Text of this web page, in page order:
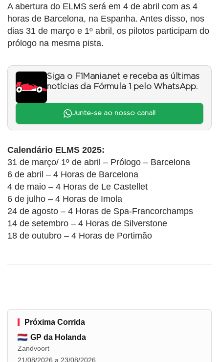
A abertura do ELMS será em 4 de abril com as 4
horas de Barcelona, na Espanha. Antes disso, nos
dias 31 de março e 1º abril, os pilotos participam do
prólogo na mesma pista.
Siga o F1Mania.net e receba as últimas
notícias da Fórmula 1 pelo WhatsApp.
Junte-se ao nosso canal!
Calendário ELMS 2025:
31 de março/ 1º de abril – Prólogo – Barcelona
6 de abril – 4 Horas de Barcelona
4 de maio – 4 Horas de Le Castellet
6 de julho – 4 Horas de Imola
24 de agosto – 4 Horas de Spa-Francorchamps
14 de setembro – 4 Horas de Silverstone
18 de outubro – 4 Horas de Portimão
Próxima Corrida
GP da Holanda
Zandvoort
21/08/2026 a 23/08/2026